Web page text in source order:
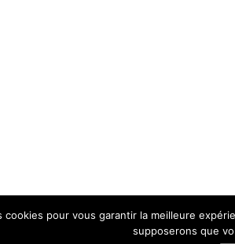
cookies pour vous garantir la meilleure
supposerons que